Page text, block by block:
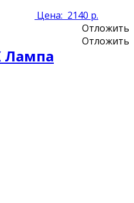
Цена: 2140 р.
Отложить
Отложить
Лампа